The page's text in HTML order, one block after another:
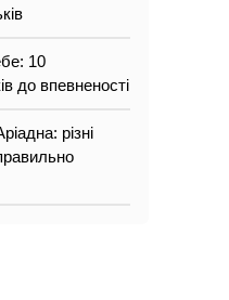
10
до впевненості
різні